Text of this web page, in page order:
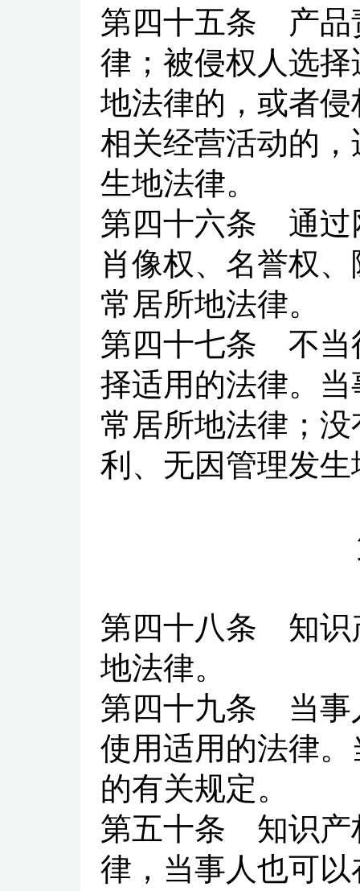
第四十五条 产品
律；被侵权人选
地法律的，或者
相关经营活动的
生地法律。
第四十六条 通过
肖像权、名誉权
常居所地法律。
第四十七条 不当
择适用的法律。
常居所地法律；
利、无因管理发
第四十八条 知识
地法律。
第四十九条 当事
使用适用的法律
的有关规定。
第五十条 知识产
律，当事人也可